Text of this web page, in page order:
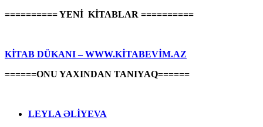
========== YENİ KİTABLAR ==========
KİTAB DÜKANI – WWW.KİTABEVİM.AZ
======ONU YAXINDAN TANIYAQ======
LEYLA ƏLİYEVA